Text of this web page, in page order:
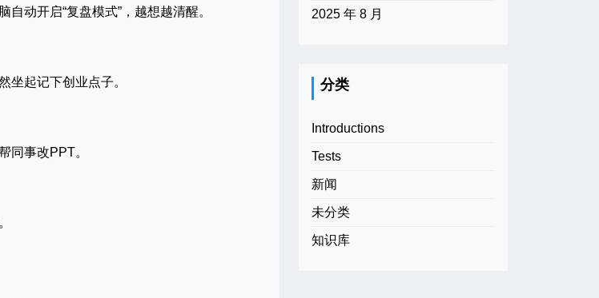
动开启“复盘模式”，越想越清醒。
起记下创业点子。
同事改PPT。
2025 年 8 月
分类
Introductions
Tests
新闻
未分类
知识库